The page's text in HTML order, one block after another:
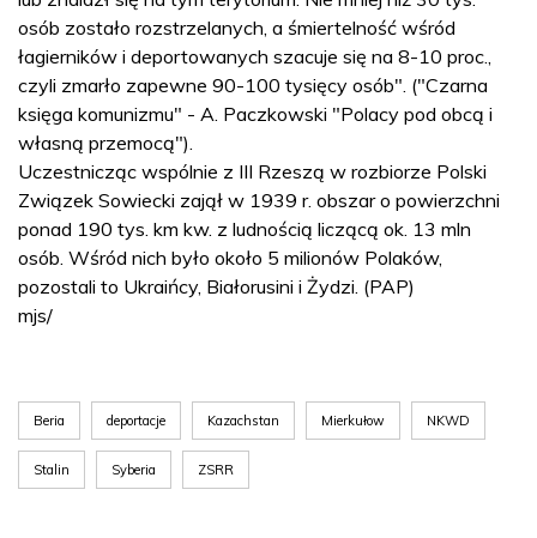
osób zostało rozstrzelanych, a śmiertelność wśród
łagierników i deportowanych szacuje się na 8-10 proc.,
czyli zmarło zapewne 90-100 tysięcy osób". ("Czarna
księga komunizmu" - A. Paczkowski "Polacy pod obcą i
własną przemocą").
Uczestnicząc wspólnie z III Rzeszą w rozbiorze Polski
Związek Sowiecki zajął w 1939 r. obszar o powierzchni
ponad 190 tys. km kw. z ludnością liczącą ok. 13 mln
osób. Wśród nich było około 5 milionów Polaków,
pozostali to Ukraińcy, Białorusini i Żydzi. (PAP)
mjs/
Beria deportacje Kazachstan Mierkułow NKWD
Stalin Syberia ZSRR